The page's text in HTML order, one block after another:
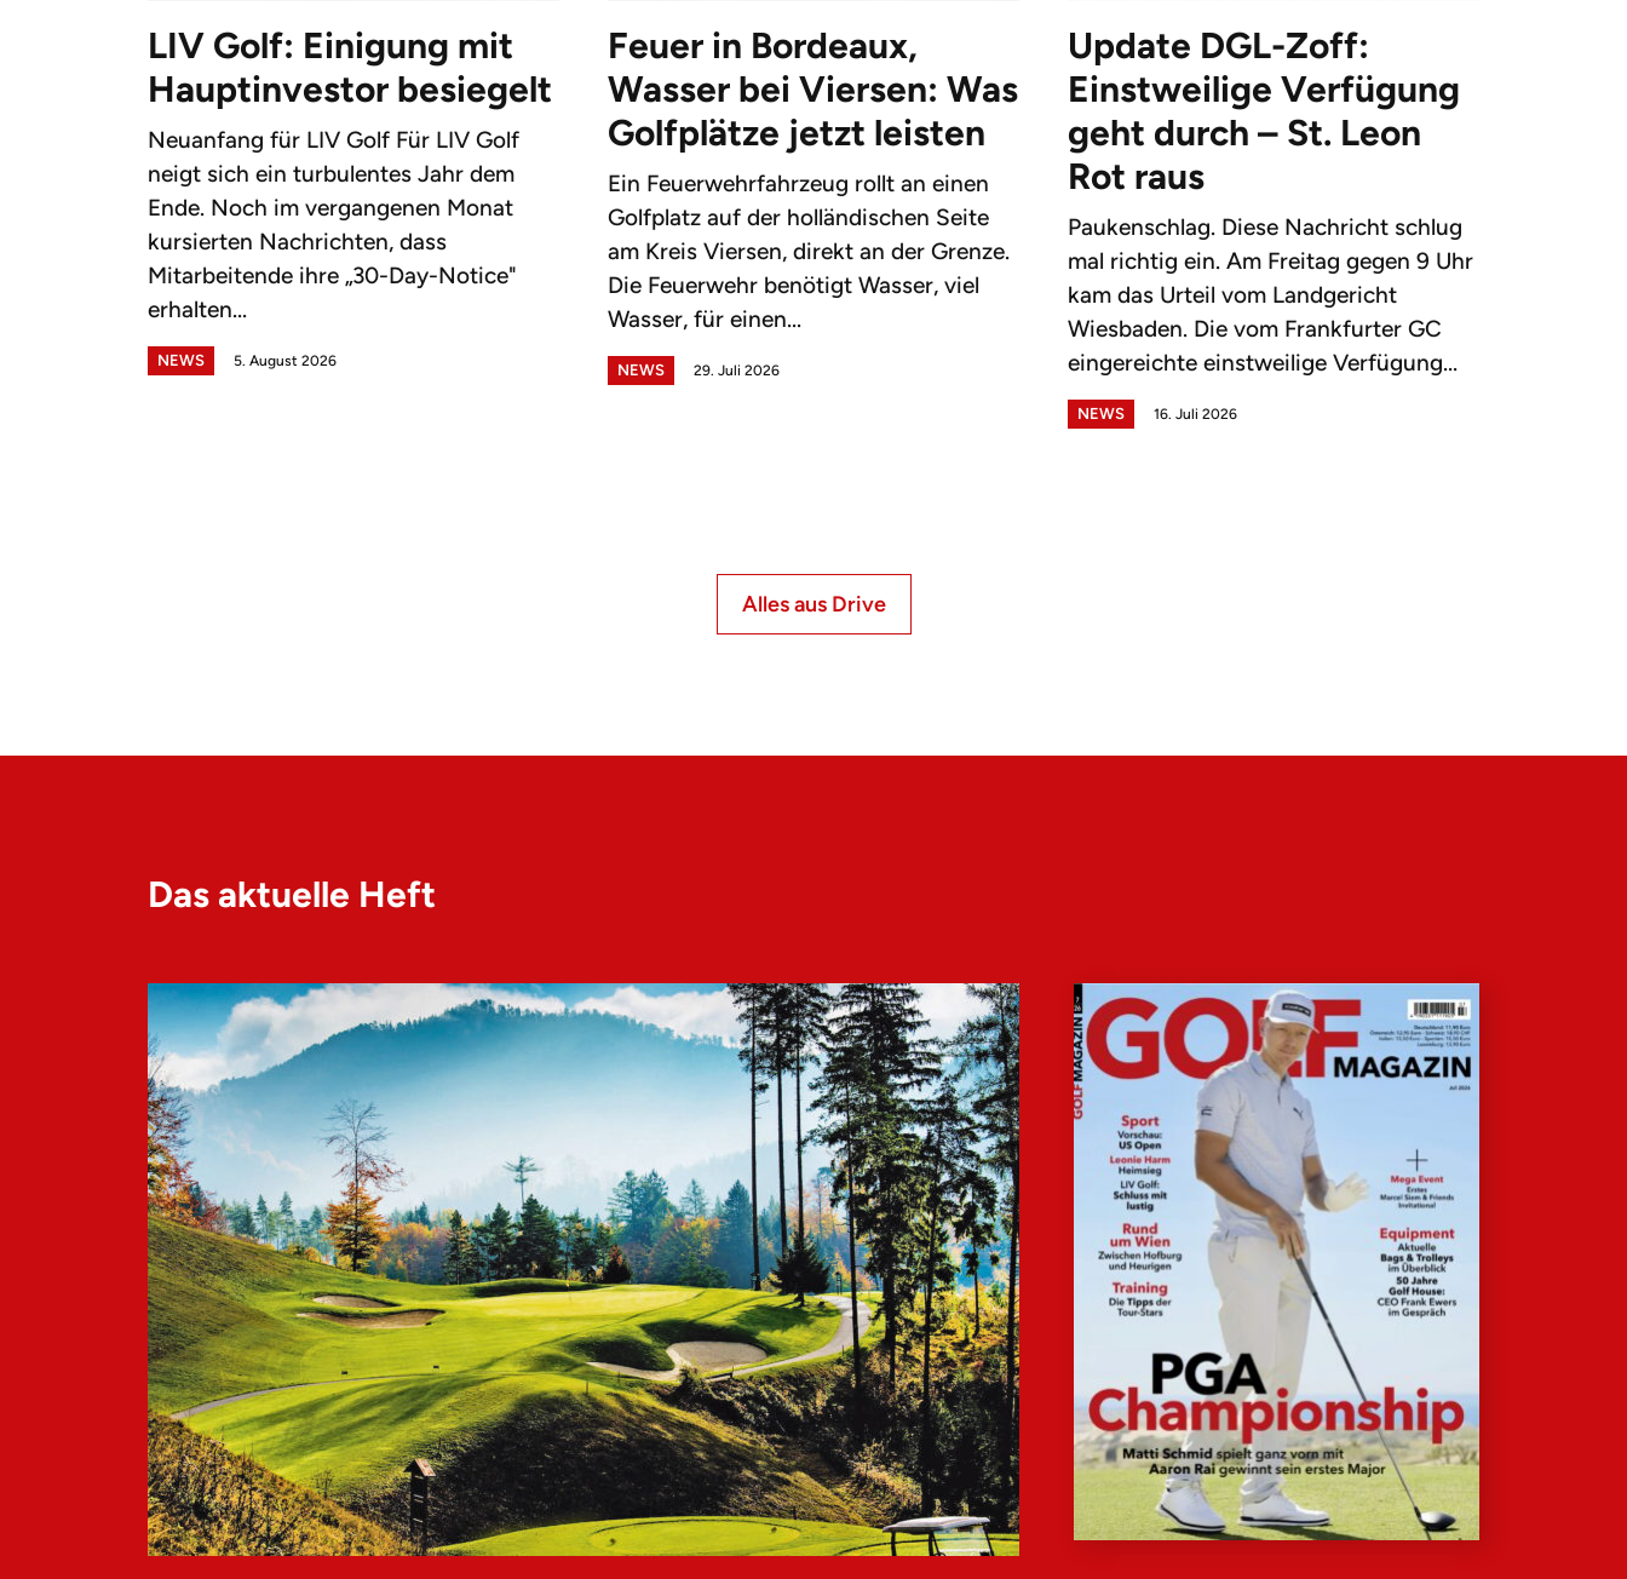
LIV Golf: Einigung mit
Hauptinvestor besiegelt
Neuanfang für LIV Golf Für LIV Golf
neigt sich ein turbulentes Jahr dem
Ende. Noch im vergangenen Monat
kursierten Nachrichten, dass
Mitarbeitende ihre „30-Day-Notice"
erhalten...
NEWS 5. August 2026
Feuer in Bordeaux,
Wasser bei Viersen: Was
Golfplätze jetzt leisten
Ein Feuerwehrfahrzeug rollt an einen
Golfplatz auf der holländischen Seite
am Kreis Viersen, direkt an der Grenze.
Die Feuerwehr benötigt Wasser, viel
Wasser, für einen...
NEWS 29. Juli 2026
Update DGL-Zoff:
Einstweilige Verfügung
geht durch – St. Leon
Rot raus
Paukenschlag. Diese Nachricht schlug
mal richtig ein. Am Freitag gegen 9 Uhr
kam das Urteil vom Landgericht
Wiesbaden. Die vom Frankfurter GC
eingereichte einstweilige Verfügung...
NEWS 16. Juli 2026
Alles aus Drive
Das aktuelle Heft